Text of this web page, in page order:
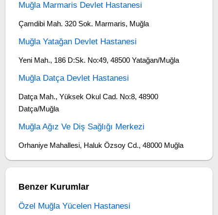
Muğla Marmaris Devlet Hastanesi
Çamdibi Mah. 320 Sok. Marmaris, Muğla
Muğla Yatağan Devlet Hastanesi
Yeni Mah., 186 D:Sk. No:49, 48500 Yatağan/Muğla
Muğla Datça Devlet Hastanesi
Datça Mah., Yüksek Okul Cad. No:8, 48900
Datça/Muğla
Muğla Ağız Ve Diş Sağlığı Merkezi
Orhaniye Mahallesi, Haluk Özsoy Cd., 48000 Muğla
Benzer Kurumlar
Özel Muğla Yücelen Hastanesi